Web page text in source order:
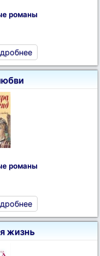
романы
романы
жизнь